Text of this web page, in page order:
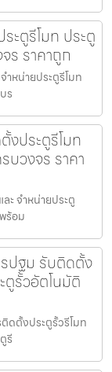
ะตูรีโมท ประตู
ร ราคาถูก
หน่ายประตูรีโมท
ร
ประตูรีโมท
บวงจร ราคา
ะ จำหน่ายประตู
ร้อม
ปฐม รับติดตั้ง
ตูรั้วอัตโนมัติ
ดตั้งประตูรั้วรีโมท
รี